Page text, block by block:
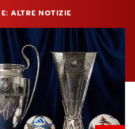
ALTRE NOTIZIE